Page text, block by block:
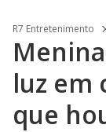
R7 Entretenimento
luz em
que